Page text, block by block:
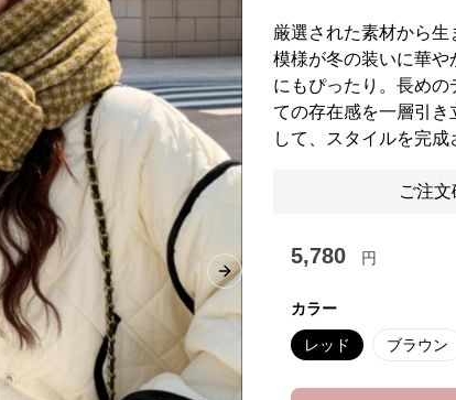
Next slide
厳選された素材から
模様が冬の装いに華や
にもぴったり。長め
ての存在感を一層引き
して、スタイルを完成
ご注
5,780 円
カラー
レッド ブラウン